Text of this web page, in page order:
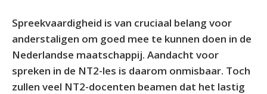
Spreekvaardigheid is van cruciaal belang voor
anderstaligen om goed mee te kunnen doen in de
Nederlandse maatschappij. Aandacht voor
spreken in de NT2-les is daarom onmisbaar. Toch
zullen veel NT2-docenten beamen dat het lastig